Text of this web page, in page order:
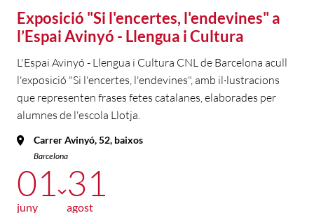
Exposició "Si l'encertes, l'endevines" a
l’Espai Avinyó - Llengua i Cultura
L'Espai Avinyó - Llengua i Cultura CNL de Barcelona acull
l'exposició "Si l'encertes, l'endevines", amb il·lustracions
que representen frases fetes catalanes, elaborades per
alumnes de l'escola Llotja.
Carrer Avinyó, 52, baixos
Barcelona
01
juny
31
agost